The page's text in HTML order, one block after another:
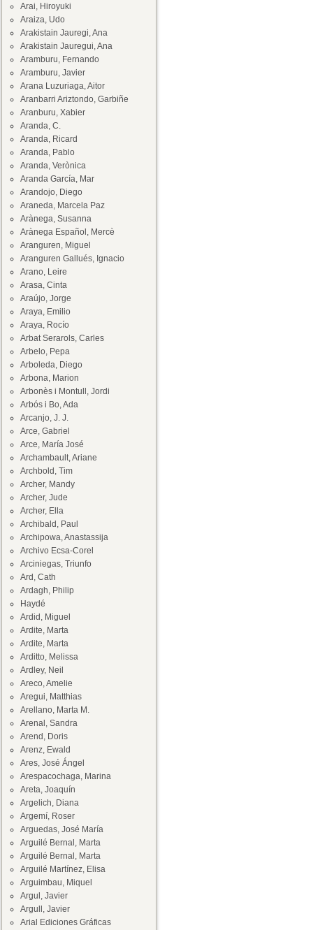
Arai, Hiroyuki
Araiza, Udo
Arakistain Jauregi, Ana
Arakistain Jauregui, Ana
Aramburu, Fernando
Aramburu, Javier
Arana Luzuriaga, Aitor
Aranbarri Ariztondo, Garbiñe
Aranburu, Xabier
Aranda, C.
Aranda, Ricard
Aranda, Pablo
Aranda, Verònica
Aranda García, Mar
Arandojo, Diego
Araneda, Marcela Paz
Arànega, Susanna
Arànega Español, Mercè
Aranguren, Miguel
Aranguren Gallués, Ignacio
Arano, Leire
Arasa, Cinta
Araújo, Jorge
Araya, Emilio
Araya, Rocío
Arbat Serarols, Carles
Arbelo, Pepa
Arboleda, Diego
Arbona, Marion
Arbonès i Montull, Jordi
Arbós i Bo, Ada
Arcanjo, J. J.
Arce, Gabriel
Arce, María José
Archambault, Ariane
Archbold, Tim
Archer, Mandy
Archer, Jude
Archer, Ella
Archibald, Paul
Archipowa, Anastassija
Archivo Ecsa-Corel
Arciniegas, Triunfo
Ard, Cath
Ardagh, Philip
Haydé
Ardid, Miguel
Ardite, Marta
Ardite, Marta
Arditto, Melissa
Ardley, Neil
Areco, Amelie
Aregui, Matthias
Arellano, Marta M.
Arenal, Sandra
Arend, Doris
Arenz, Ewald
Ares, José Ángel
Arespacochaga, Marina
Areta, Joaquín
Argelich, Diana
Argemí, Roser
Arguedas, José María
Arguilé Bernal, Marta
Arguilé Bernal, Marta
Arguilé Martínez, Elisa
Arguimbau, Miquel
Argul, Javier
Argull, Javier
Arial Ediciones Gráficas